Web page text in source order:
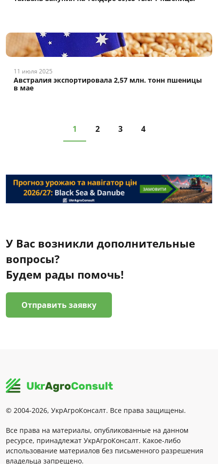
11 июля 2025
Австралия экспортировала 2,57 млн. тонн пшеницы
в мае
1 2 3 4
У Вас возникли дополнительные
вопросы?
Будем рады помочь!
Отправить заявку
© 2004-2026, УкрАгроКонсалт. Все права защищены.
Все права на материалы, опубликованные на данном
ресурсе, принадлежат УкрАгроКонсалт. Какое-либо
использование материалов без письменного разрешения
владельца запрещено.